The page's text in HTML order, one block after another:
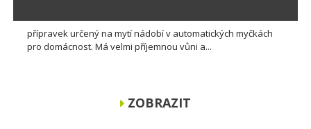
přípravek určený na mytí nádobí v automatických myčkách
pro domácnost. Má velmi příjemnou vůni a...
ZOBRAZIT